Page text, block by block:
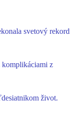
svetový rekord
komplikáciami z
život.